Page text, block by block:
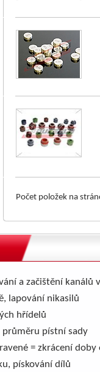
Počet položek na
a začištění kanálů
lapování nikasilů
hřídelů
průměru pístní sady
= zkrácení doby
pískování dílů